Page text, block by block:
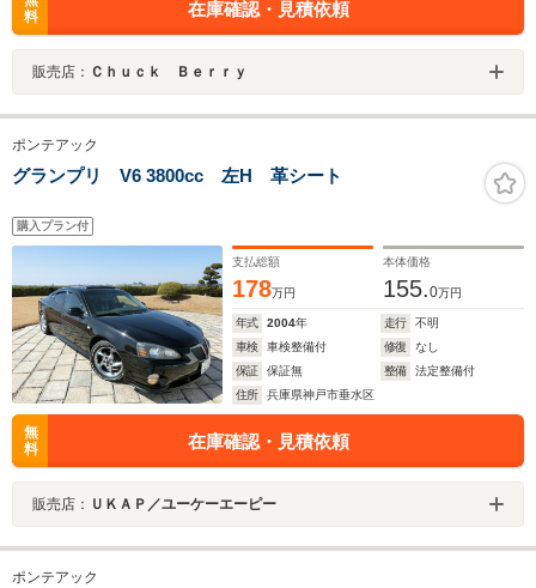
料
在庫確認・見積依頼
販売店： Ｃｈｕｃｋ Ｂｅｒｒｙ
ポンテアック
グランプリ V6 3800cc 左H 革シート
購入プラン付
支払総額
178万円
本体価格
155.0万円
年式 2004年 走行
不明
車検
車検整備付 修復
なし
保証
保証無 整備
法定整備付
住所
兵庫県神戸市垂水区
無
料
在庫確認・見積依頼
販売店： ＵＫＡＰ／ユーケーエーピー
ポンテアック